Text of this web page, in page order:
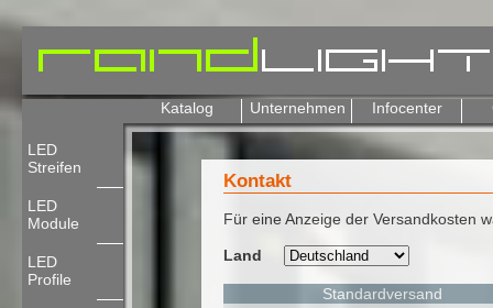
Katalog Unternehmen Infocenter
LED
Streifen
LED
Module
LED
Profile
Kontakt
Für eine Anzeige der Versandkosten
Land
Standardversand